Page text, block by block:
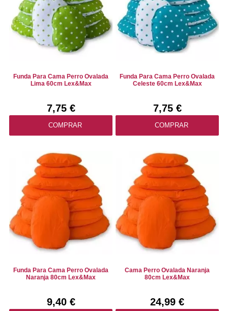
Funda Para Cama Perro Ovalada
Lima 60cm Lex&Max
7,75 €
COMPRAR
Funda Para Cama Perro Ovalada
Celeste 60cm Lex&Max
7,75 €
COMPRAR
Funda Para Cama Perro Ovalada
Naranja 80cm Lex&Max
9,40 €
Cama Perro Ovalada Naranja
80cm Lex&Max
24,99 €